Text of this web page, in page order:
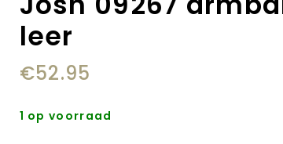
leer
€52.95
1 op voorraad